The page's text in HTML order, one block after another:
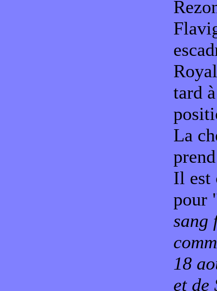
tard
La
Il est
pour
sang
18
et de